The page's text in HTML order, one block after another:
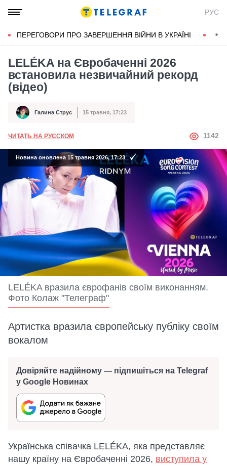
РУС
ПЕРЕГОВОРИ ПРО ЗАВЕРШЕННЯ ВІЙНИ В УКРАЇНІ
LELÉKA на Євробаченні 2026
встановила незвичайний рекорд
(відео)
Автор Галина Струс
Дата публікації 15 травня, 17:23
ЧИТАТЬ НА РУССКОМ АВТОР
1142
Новина оновлена 15 травня 2026, 17:23
LELÉKA вразила єврофанів своїм виконанням.
Фото Колаж "Телеграф"
Артистка вразила європейську публіку своїм
вокалом
Довіряйте надійному — підпишіться на Telegraf
у Google Новинах
Українська співачка LELÉKA, яка представляє
нашу країну на Євробаченні 2026, виступила у